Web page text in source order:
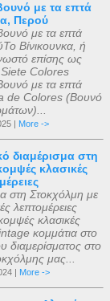
με τα επτά
Περού
με τα επτά
Βίνικουνκα, ή
επίσης ως
Colores
με τα επτά
de Colores (Βουνό
| More ->
διαμέρισμα στη
κλασικές
στη Στοκχόλμη με
λεπτομέρειες
κλασικές
κομμάτια στο
διαμερίσματος στο
μας...
| More ->